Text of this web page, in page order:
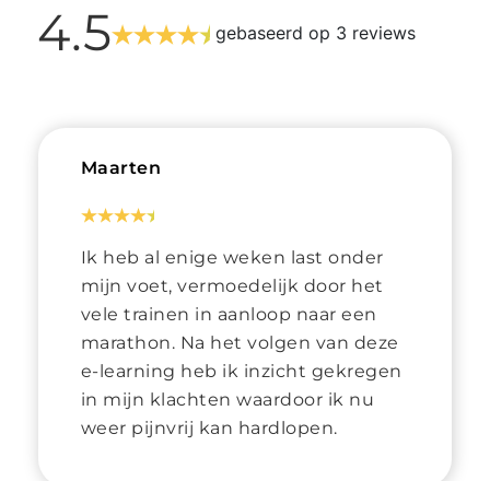
4.5 gebaseerd op 3 reviews
Maarten
Ik heb al enige weken last onder
mijn voet, vermoedelijk door het
vele trainen in aanloop naar een
marathon. Na het volgen van deze
e-learning heb ik inzicht gekregen
in mijn klachten waardoor ik nu
weer pijnvrij kan hardlopen.